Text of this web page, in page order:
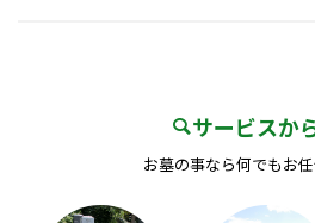
サービスか
お墓の事なら何でもお